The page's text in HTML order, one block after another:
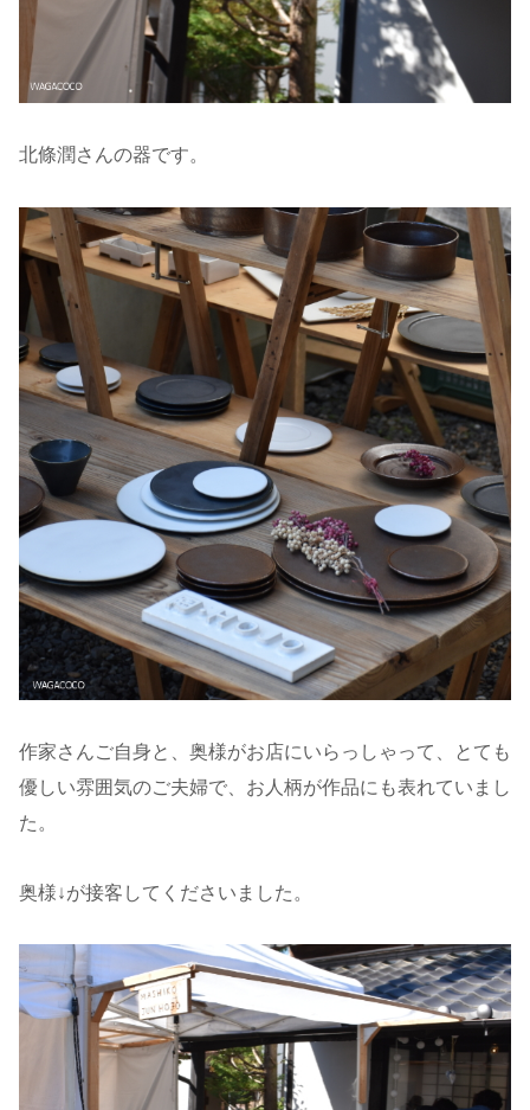
北條潤さんの器です。
作家さんご自身と、奥様がお店にいらっしゃって、とても
優しい雰囲気のご夫婦で、お人柄が作品にも表れていまし
た。
奥様↓が接客してくださいました。